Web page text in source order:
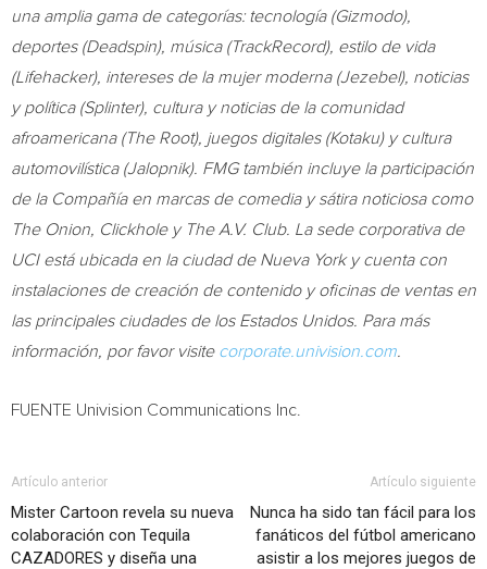
una amplia gama de categorías: tecnología (Gizmodo),
deportes (Deadspin), música (TrackRecord), estilo de vida
(Lifehacker), intereses de la mujer moderna (Jezebel), noticias
y política (Splinter), cultura y noticias de la comunidad
afroamericana (The Root), juegos digitales (Kotaku) y cultura
automovilística (Jalopnik). FMG también incluye la participación
de la Compañía en marcas de comedia y sátira noticiosa como
The Onion, Clickhole y The A.V. Club. La sede corporativa de
UCI está ubicada en la ciudad de Nueva Yorky cuenta con
instalaciones de creación de contenido y oficinas de ventas en
las principales ciudades de los Estados Unidos. Para más
información, por favor visite corporate.univision.com
FUENTE Univision Communications Inc.
Artículo anterior
Mister Cartoon revela su nueva
colaboración con Tequila
CAZADORES y diseña una
Artículo siguiente
Nunca ha sido tan fácil para los
fanáticos del fútbol americano
asistir a los mejores juegos de